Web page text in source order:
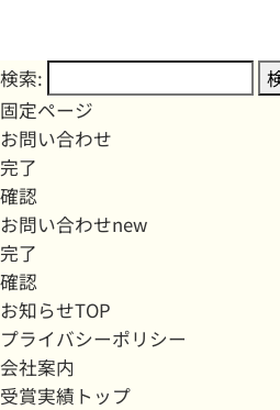
検索:
固定ページ
お問い合わせ
完了
確認
お問い合わせnew
完了
確認
お知らせTOP
プライバシーポリシー
会社案内
受賞実績トップ